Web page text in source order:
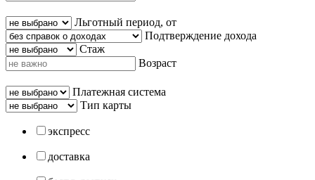
Льготный период, от
Подтверждение дохода
Стаж
Возраст
Платежная система
Тип карты
экспресс
доставка